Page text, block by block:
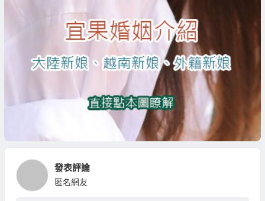
發表評論
匿名網友